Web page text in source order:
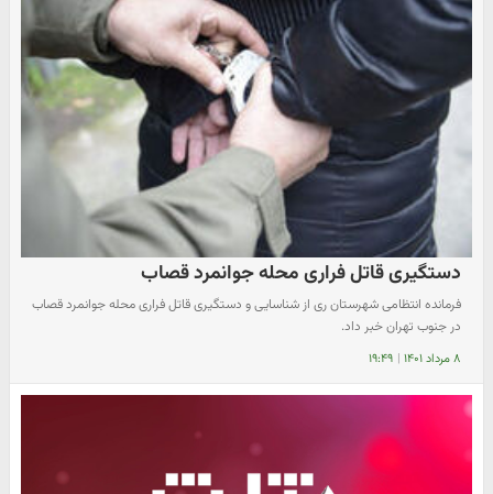
دستگیری قاتل فراری محله جوانمرد قصاب
فرمانده انتظامی شهرستان ری از شناسایی و دستگیری قاتل فراری محله جوانمرد قصاب
در جنوب تهران خبر داد.
۸ مرداد ۱۴۰۱ | ۱۹:۴۹